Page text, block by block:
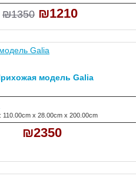
₪1350 ₪1210
110.00cm x 28.00cm x 200.00cm
модель Galia
₪2350